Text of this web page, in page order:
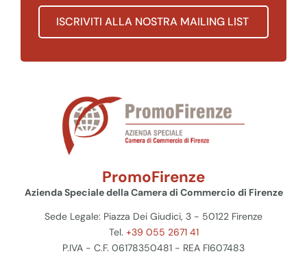
ISCRIVITI ALLA NOSTRA MAILING LIST
PromoFirenze
Azienda Speciale della Camera di Commercio di Firenze
Sede Legale: Piazza Dei Giudici, 3 - 50122 Firenze
Tel. +39 055 2671 41
P.IVA - C.F. 06178350481 - REA FI607483